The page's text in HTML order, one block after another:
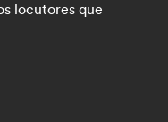
locutores que